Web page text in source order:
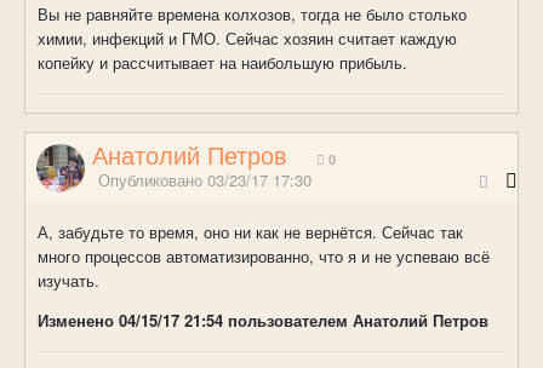
Вы не равняйте времена колхозов, тогда не было столько
химии, инфекций и ГМО. Сейчас хозяин считает каждую
копейку и рассчитывает на наибольшую прибыль.
Анатолий Петров 0
Опубликовано 03/23/17 17:30
А, забудьте то время, оно ни как не вернётся. Сейчас так
много процессов автоматизированно, что я и не успеваю всё
изучать.
Изменено 04/15/17 21:54 пользователем Анатолий Петров